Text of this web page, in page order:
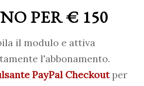
PER € 150
il modulo e attiva
l'abbonamento.
PayPal Checkoutper